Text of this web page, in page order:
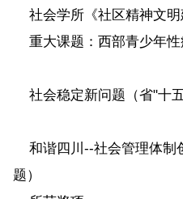
社会学所《社区精神文明
重大课题：西部青少年性
社会稳定新问题（省"十五
和谐四川--社会管理体制
题）